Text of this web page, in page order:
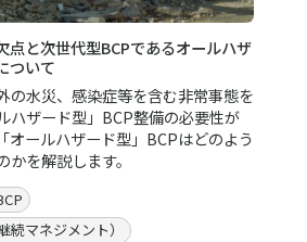
点と次世代型BCPであるオールハザ
ついて
の水災、感染症等を含む非常事態を
ハザード型」BCP整備の必要性が
オールハザード型」BCPはどのよう
を解説します。
続マネジメント）